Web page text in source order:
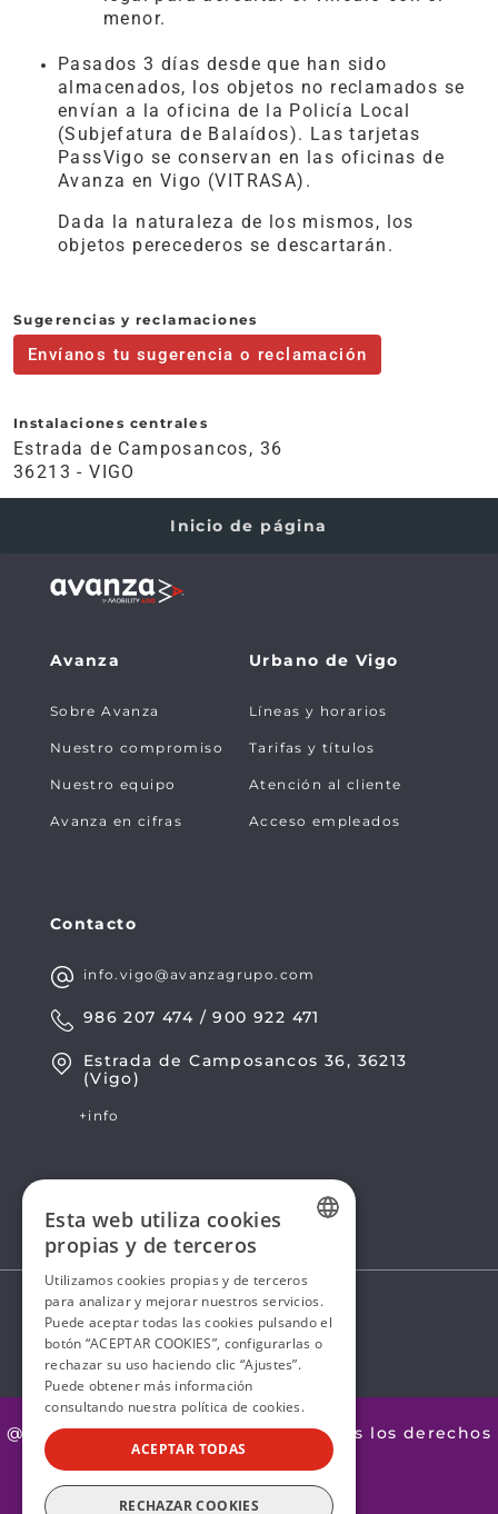
menor.
Pasados 3 días desde que han sido
almacenados, los objetos no reclamados se
envían a la oficina de la Policía Local
(Subjefatura de Balaídos). Las tarjetas
PassVigo se conservan en las oficinas de
Avanza en Vigo (VITRASA).
Dada la naturaleza de los mismos, los
objetos perecederos se descartarán.
Sugerencias y reclamaciones
Envíanos tu sugerencia o reclamación
Instalaciones centrales
Estrada de Camposancos, 36
36213 - VIGO
Inicio de página
Avanza
Sobre Avanza
Nuestro compromiso
Nuestro equipo
Avanza en cifras
Urbano de Vigo
Líneas y horarios
Tarifas y títulos
Atención al cliente
Acceso empleados
Contacto
info.vigo@avanzagrupo.com
986 207 474 / 900 922 471
Estrada de Camposancos 36, 36213
(Vigo)
+info
@2026 Avanza by Mobility ADO. Todos los derechos
reservados.
SPANISH
Esta web utiliza cookies
propias y de terceros
Utilizamos cookies propias y de terceros
para analizar y mejorar nuestros servicios.
Puede aceptar todas las cookies pulsando el
botón “ACEPTAR COOKIES”, configurarlas o
rechazar su uso haciendo clic “Ajustes”.
Puede obtener más información
consultando nuestra política de cookies.
ACEPTAR TODAS
RECHAZAR COOKIES